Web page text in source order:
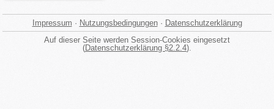
Impressum · Nutzungsbedingungen· Datenschutzerklärung
Auf dieser Seite werden Session-Cookies eingesetzt
(Datenschutzerklärung §2.2.4).